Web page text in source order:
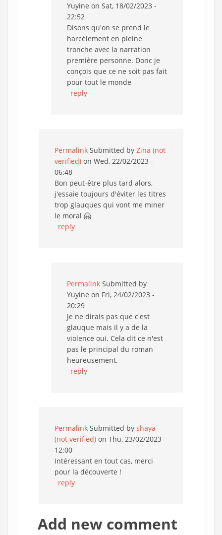
Yuyine on Sat, 18/02/2023 -
22:52
Disons qu'on se prend le
harcèlement en pleine
tronche avec la narration
première personne. Donc je
conçois que ce ne soit pas fait
pour tout le monde
reply
Permalink Submitted by Zina (not
verified) on Wed, 22/02/2023 -
06:48
Bon peut-être plus tard alors,
j'essaie toujours d'éviter les titres
trop glauques qui vont me miner
le moral 🤗
reply
Permalink Submitted by
Yuyine on Fri, 24/02/2023 -
20:29
Je ne dirais pas que c'est
glauque mais il y a de la
violence oui. Cela dit ce n'est
pas le principal du roman
heureusement.
reply
Permalink Submitted by shaya
(not verified) on Thu, 23/02/2023 -
12:00
Intéressant en tout cas, merci
pour la découverte !
reply
Add new comment